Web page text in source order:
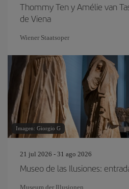
Thommy Ten y Amélie van
de Viena
Wiener Staatsoper
Imagen: Giorgio G
21 jul 2026 - 31 ago 2026
Museo de las Ilusiones:
Museum der Illusionen